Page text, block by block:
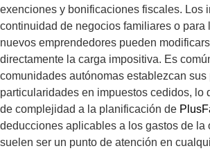
exenciones y bonificaciones fiscales. Los
continuidad de negocios familiares o para
nuevos emprendedores pueden
directamente la carga impositiva. Es
comunidades autónomas establezcan sus
particularidades en impuestos cedidos, lo
de complejidad a la planificación de
deducciones aplicables a los gastos de la
suelen ser un punto de atención en